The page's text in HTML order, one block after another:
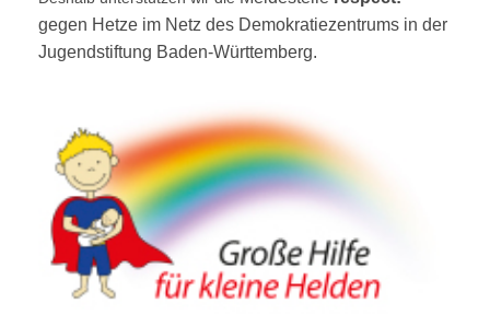
gegen Hetze im Netz des Demokratiezentrums in der
Jugendstiftung Baden-Württemberg.